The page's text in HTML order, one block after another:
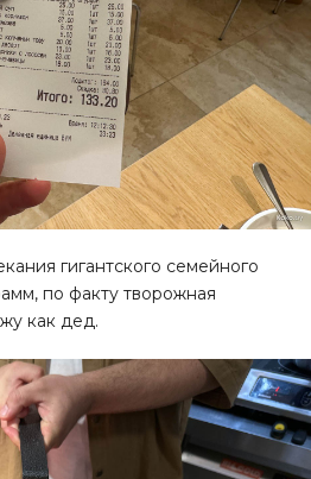
гигантского семейного
по факту творожная
как дед.